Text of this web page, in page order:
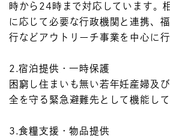
時から24時まで対応しています。
に応じて必要な行政機関と連携、
行などアウトリーチ事業を中心に行
2.宿泊提供・一時保護
困窮し住まいも無い若年妊産婦及
全を守る緊急避難先として機能して
3.食糧支援・物品提供